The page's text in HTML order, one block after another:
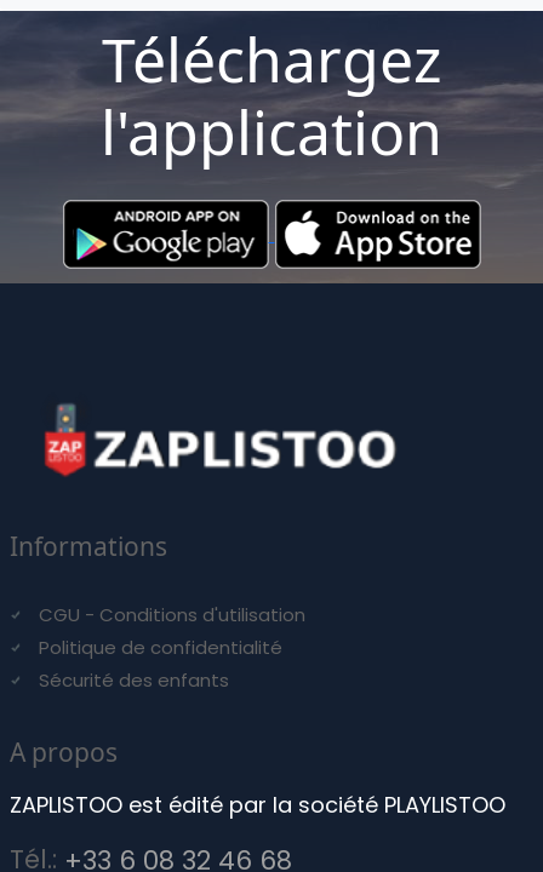
Téléchargez
l'application
Informations
CGU - Conditions d'utilisation
Politique de confidentialité
Sécurité des enfants
A propos
ZAPLISTOO est édité par la société PLAYLISTOO
Tél.: +33 6 08 32 46 68